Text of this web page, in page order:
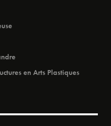
en Arts Plastiques